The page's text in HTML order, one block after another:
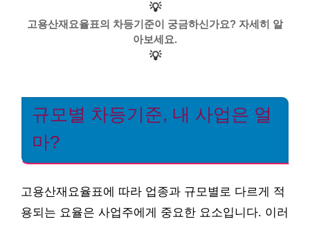
💡
고용산재요율표의 차등기준이 궁금하신가요? 자세히 알
아보세요.
💡
규모별 차등기준, 내 사업은 얼
마?
고용산재요율표에 따라 업종과 규모별로 다르게 적
용되는 요율은 사업주에게 중요한 요소입니다. 이러